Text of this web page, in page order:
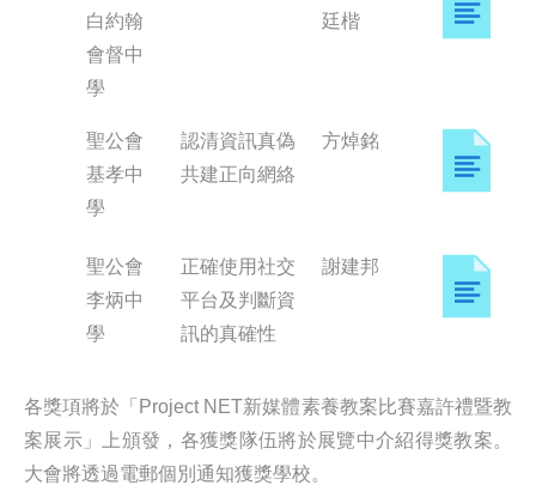
白約翰
會督中
學
廷楷
聖公會
基孝中
學
認清資訊真偽
共建正向網絡
方焯銘
聖公會
李炳中
學
正確使用社交
平台及判斷資
訊的真確性
謝建邦
各獎項將於「Project NET新媒體素養教案比賽嘉許禮暨教
案展示」上頒發，各獲獎隊伍將於展覽中介紹得獎教案。
大會將透過電郵個別通知獲獎學校。